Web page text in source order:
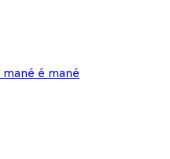
é mané